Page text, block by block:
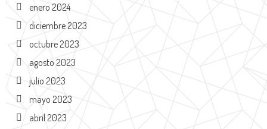
enero 2024
diciembre 2023
octubre 2023
agosto 2023
julio 2023
mayo 2023
abril 2023